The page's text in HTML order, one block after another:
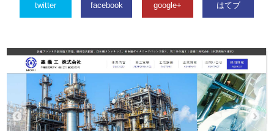
twitter facebook google+ はてブ